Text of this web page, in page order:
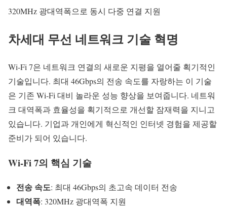
320MHz 광대역폭으로 동시 다중 연결 지원
차세대 무선 네트워크 기술 혁명
Wi-Fi 7은 네트워크 연결의 새로운 지평을 열어줄 획기적인
기술입니다. 최대 46Gbps의 전송 속도를 자랑하는 이 기술
은 기존 Wi-Fi 대비 놀라운 성능 향상을 보여줍니다. 네트워
크 대역폭과 효율성을 획기적으로 개선할 잠재력을 지니고
있습니다. 기업과 개인에게 혁신적인 인터넷 경험을 제공할
준비가 되어 있습니다.
Wi-Fi 7의 핵심 기술
전송 속도: 최대 46Gbps의 초고속 데이터 전송
대역폭: 320MHz 광대역폭 지원